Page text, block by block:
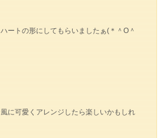
ートの形にしてもらいましたぁ(＊＾O＾
に可愛くアレンジしたら楽しいかもしれ